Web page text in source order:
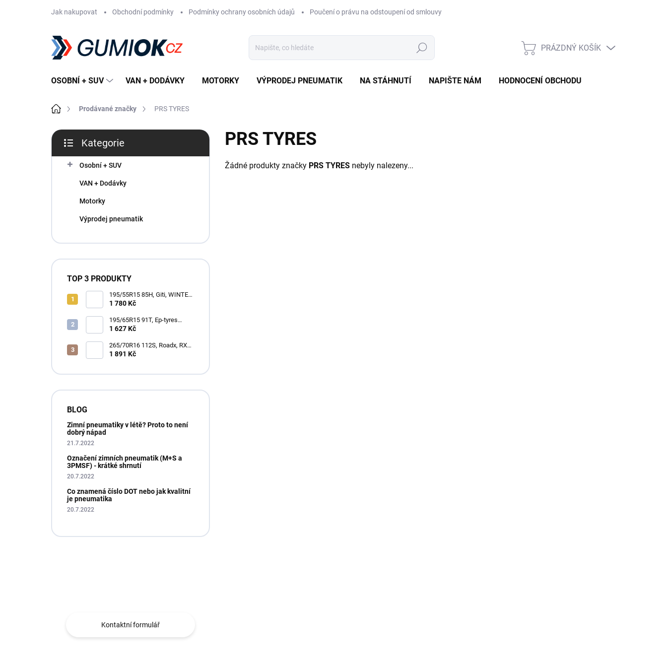
Jak nakupovat Obchodní podmínky Podmínky ochrany osobních údajů Poučení o právu na odstoupení od smlouvy
Hledat
NÁKUPNÍ
PRÁZDNÝ KOŠÍK
OSOBNÍ + SUV VAN + DODÁVKY MOTORKY VÝPRODEJ PNEUMATIK NA STÁHNUTÍ NAPIŠTE NÁM HODNOCENÍ OBCHODU
Domů Prodávané značky PRS TYRES
P
s
a
e
kategorie
Kategorie
Osobní + SUV
VAN + Dodávky
Motorky
Výprodej pneumatik
TOP 3 PRODUKTY
195/55R15 85H, Giti, WINTER
W2
1 780 Kč
195/65R15 91T, Ep-tyres
Accelera, ACCELERA X-GRIP
1 627 Kč
265/70R16 112S, Roadx, RX
QUEST H/T01
1 891 Kč
BLOG
Zimní pneumatiky v létě? Proto to není
dobrý nápad
21.7.2022
Označení zimních pneumatik (M+S a
3PMSF) - krátké shrnutí
20.7.2022
Co znamená číslo DOT nebo jak kvalitní
je pneumatika
20.7.2022
Kontaktní formulář
PRS TYRES
Žádné produkty značky PRS TYRES nebyly nalezeny...